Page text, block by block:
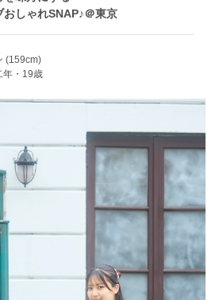
おしゃれSNAP♪＠東京
(159cm)
年・19歳